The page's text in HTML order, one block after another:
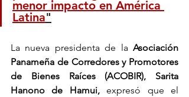
menor impacto en América
Latina"
La nueva presidenta de la Asociación
Panameña de Corredores y Promotores
de Bienes Raíces (ACOBIR), Sarita
Hanono de Hamui, expresó que el